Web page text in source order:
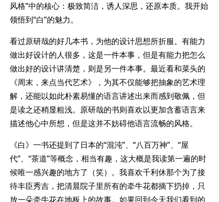
风格”中的核心：极致简洁，诱人深思，还原本质。我开始
领悟到“白”的魅力。
看过原研哉的好几本书，为他的设计思想所折服。有能力
做出好设计的人很多，这是一件本事，但是有能力把怎么
做出好的设计讲清楚，则是另一件本事。最近看和菜头的
《周末，来点当代艺术》，为其不仅能够把抽象的艺术理
解，还能以如此朴素易懂的语言讲述出来而感到敬佩，但
是读之还稍显粗浅。原研哉的书则喜欢以更加含蓄语言来
描述他心中所想，但是这并不妨碍他语言流畅的风格。
《白》一书还提到了日本的“混沌”、“八百万神”、“屋
代”、“茶道”等概念，相当有趣，这大概是我读第一遍的时
候唯一感兴趣的地方了（笑）。我喜欢千利休那个为了接
待丰臣秀吉，把清晨院子里所有的牵牛花都摘下扔掉，只
放一朵牵牛花在地板上的故事。如果回到今天我们看到的